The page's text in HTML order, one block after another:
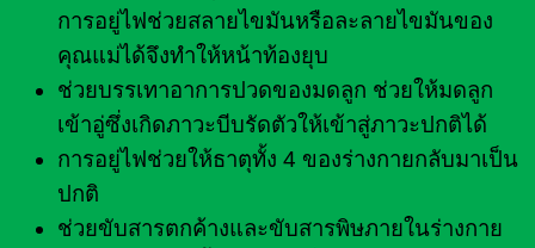
การอยู่ไฟช่วยสลายไขมันหรือละลายไขมันของ
คุณแม่ได้จึงทำให้หน้าท้องยุบ
ช่วยบรรเทาอาการปวดของมดลูก ช่วยให้มดลูก
เข้าอู่ซึ่งเกิดภาวะบีบรัดตัวให้เข้าสู่ภาวะปกติได้
การอยู่ไฟช่วยให้ธาตุทั้ง 4 ของร่างกายกลับมาเป็น
ปกติ
ช่วยขับสารตกค้างและขับสารพิษภายในร่างกาย